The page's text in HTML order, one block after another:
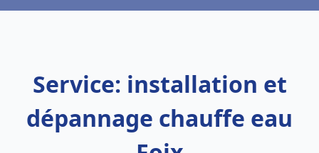
Service: installation et
dépannage chauffe eau